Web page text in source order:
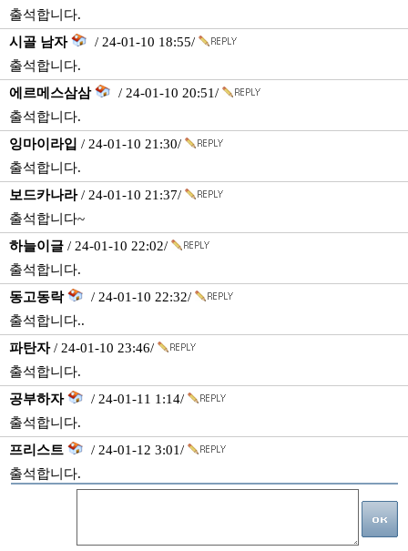
출석합니다.
시골 남자
/ 24-01-10 18:55/
출석합니다.
에르메스삼삼
/ 24-01-10 20:51/
출석합니다.
잉마이라입 / 24-01-10 21:30/
출석합니다.
보드카나라/ 24-01-10 21:37/
출석합니다~
하늘이글 / 24-01-10 22:02/
출석합니다.
동고동락
/ 24-01-10 22:32/
출석합니다..
파탄자/ 24-01-10 23:46/
출석합니다.
공부하자
/ 24-01-11 1:14/
출석합니다.
프리스트
/ 24-01-12 3:01/
출석합니다.